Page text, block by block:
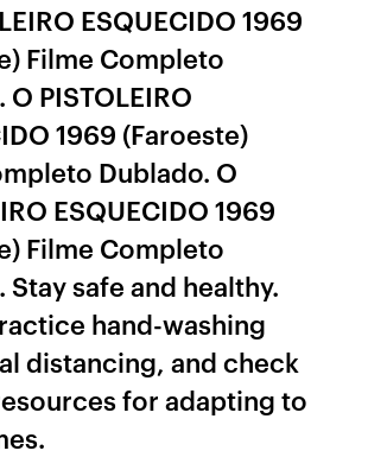
ESQUECIDO 1969
Filme Completo
PISTOLEIRO
1969 (Faroeste)
Dublado. O
ESQUECIDO 1969
Filme Completo
Stay safe and healthy.
hand-washing
distancing, and check
for adapting to